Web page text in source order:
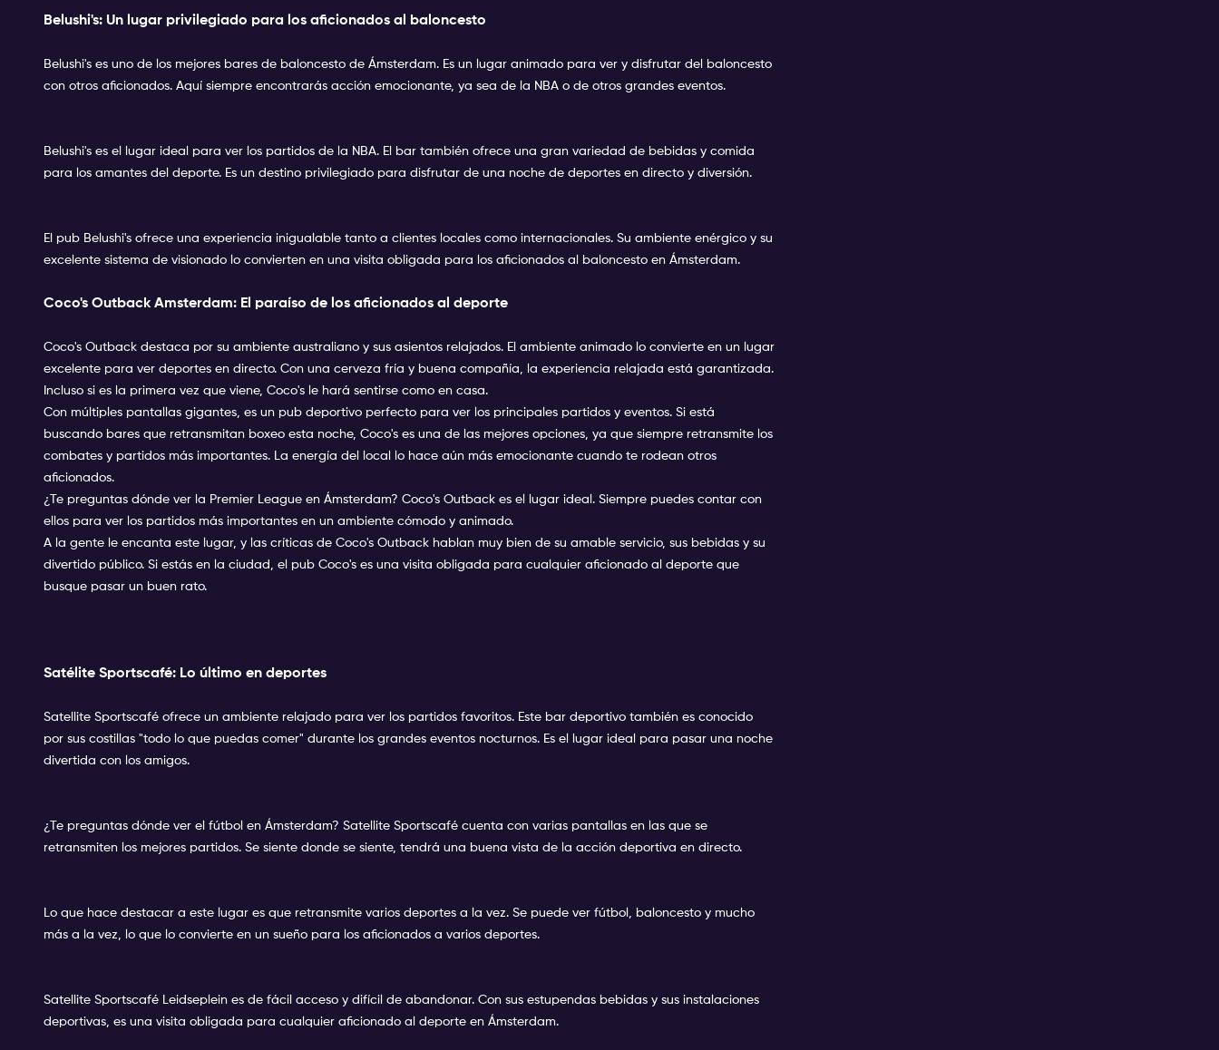
Belushi's: Un lugar privilegiado para los aficionados al baloncesto
Belushi's es uno de los mejores bares de baloncesto de Ámsterdam. Es un lugar animado para ver y disfrutar del baloncesto
con otros aficionados. Aquí siempre encontrarás acción emocionante, ya sea de la NBA o de otros grandes eventos.
Belushi's es el lugar ideal para ver los partidos de la NBA. El bar también ofrece una gran variedad de bebidas y comida
para los amantes del deporte. Es un destino privilegiado para disfrutar de una noche de deportes en directo y diversión.
El pub Belushi's ofrece una experiencia inigualable tanto a clientes locales como internacionales. Su ambiente enérgico y su
excelente sistema de visionado lo convierten en una visita obligada para los aficionados al baloncesto en Ámsterdam.
Coco's Outback Amsterdam: El paraíso de los aficionados al deporte
Coco's Outback destaca por su ambiente australiano y sus asientos relajados. El ambiente animado lo convierte en un lugar
excelente para ver deportes en directo. Con una cerveza fría y buena compañía, la experiencia relajada está garantizada.
Incluso si es la primera vez que viene, Coco's le hará sentirse como en casa.
Con múltiples pantallas gigantes, es un pub deportivo perfecto para ver los principales partidos y eventos. Si está
buscando bares que retransmitan boxeo esta noche, Coco's es una de las mejores opciones, ya que siempre retransmite los
combates y partidos más importantes. La energía del local lo hace aún más emocionante cuando te rodean otros
aficionados.
¿Te preguntas dónde ver la Premier League en Ámsterdam? Coco's Outback es el lugar ideal. Siempre puedes contar con
ellos para ver los partidos más importantes en un ambiente cómodo y animado.
A la gente le encanta este lugar, y las críticas de Coco's Outback hablan muy bien de su amable servicio, sus bebidas y su
divertido público. Si estás en la ciudad, el pub Coco's es una visita obligada para cualquier aficionado al deporte que
busque pasar un buen rato.
Satélite Sportscafé: Lo último en deportes
Satellite Sportscafé ofrece un ambiente relajado para ver los partidos favoritos. Este bar deportivo también es conocido
por sus costillas "todo lo que puedas comer" durante los grandes eventos nocturnos. Es el lugar ideal para pasar una noche
divertida con los amigos.
¿Te preguntas dónde ver el fútbol en Ámsterdam? Satellite Sportscafé cuenta con varias pantallas en las que se
retransmiten los mejores partidos. Se siente donde se siente, tendrá una buena vista de la acción deportiva en directo.
Lo que hace destacar a este lugar es que retransmite varios deportes a la vez. Se puede ver fútbol, baloncesto y mucho
más a la vez, lo que lo convierte en un sueño para los aficionados a varios deportes.
Satellite Sportscafé Leidseplein es de fácil acceso y difícil de abandonar. Con sus estupendas bebidas y sus instalaciones
deportivas, es una visita obligada para cualquier aficionado al deporte en Ámsterdam.